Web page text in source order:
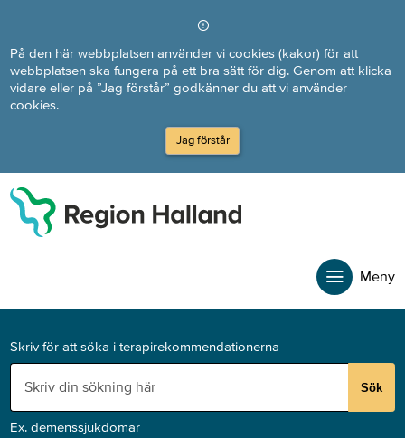
På den här webbplatsen använder vi cookies (kakor) för att
webbplatsen ska fungera på ett bra sätt för dig. Genom att klicka
vidare eller på ”Jag förstår” godkänner du att vi använder
cookies.
Jag förstår
Meny
Skriv för att söka i terapirekommendationerna
Sök
Ex. demenssjukdomar